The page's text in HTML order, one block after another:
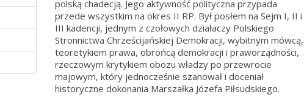
polską chadecją. Jego aktywność polityczna przypada
przede wszystkim na okres II RP. Był posłem na Sejm I, II i
III kadencji, jednym z czołowych działaczy Polskiego
Stronnictwa Chrześcijańskiej Demokracji, wybitnym mówcą,
teoretykiem prawa, obrońcą demokracji i praworządności,
rzeczowym krytykiem obozu władzy po przewrocie
majowym, który jednocześnie szanował i doceniał
historyczne dokonania Marszałka Józefa Piłsudskiego.